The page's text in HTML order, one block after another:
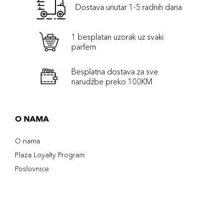
Dostava unutar 1-5 radnih dana
1 besplatan uzorak uz svaki
parfem
Besplatna dostava za sve
narudźbe preko 100KM
O NAMA
O nama
Plaza Loyalty Program
Poslovnice